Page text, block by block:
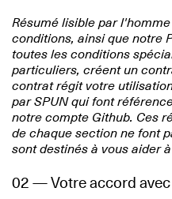
Résumé lisible par
conditions, ainsi que notre
toutes les conditions
particuliers, créent un
contrat régit votre
par SPUN qui font
notre compte Github. Ces
de chaque section ne font
sont destinés à vous aider
02 — Votre accord